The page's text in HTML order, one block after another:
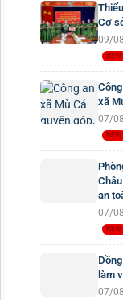
Cơ
09/
xã
07/
an
07/
làm
07/